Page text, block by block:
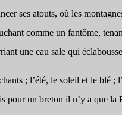
ses atouts, où les
comme un fantôme,
une eau sale qui
; l’été, le soleil et le blé ;
pour un breton il n’y a que la